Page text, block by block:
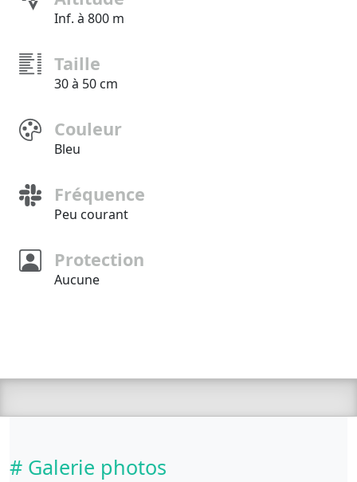
Inf. à 800 m
Taille
30 à 50 cm
Couleur
Bleu
Fréquence
Peu courant
Protection
Aucune
# Galerie photos